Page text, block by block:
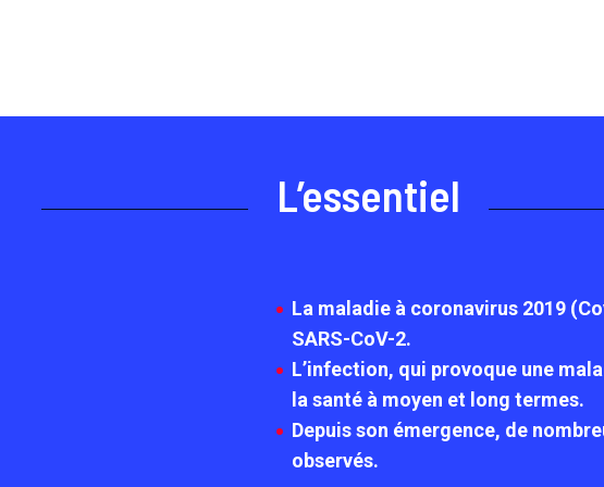
L’essentiel
La maladie à coronavirus 2019
SARS-CoV-2.
L’infection, qui provoque une
la santé à moyen et long termes.
Depuis son émergence, de
observés.